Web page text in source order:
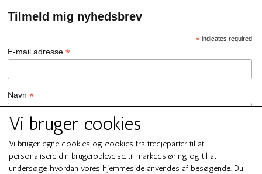
Vi bruger cookies
Vi bruger egne cookies og cookies fra tredjeparter til at
personalisere din brugeroplevelse, til markedsføring og til at
undersøge, hvordan vores hjemmeside anvendes af besøgende. Du
Tilmeld mig nyhedsbrev
*indicates required
E-mail adresse*
Navn*
GDPR Persondata/Privatlivspolitik
Ja tak, jeg vil gerne tilmeldes nyhedsbrevet hos SMUK by GREN